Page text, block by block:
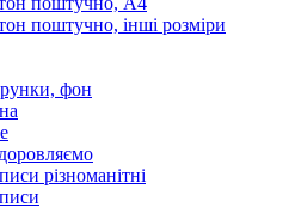
поштучно, інші розміри
фон
різноманітні